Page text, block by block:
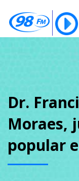
SOBRE
Dr.
Moraes,
popular